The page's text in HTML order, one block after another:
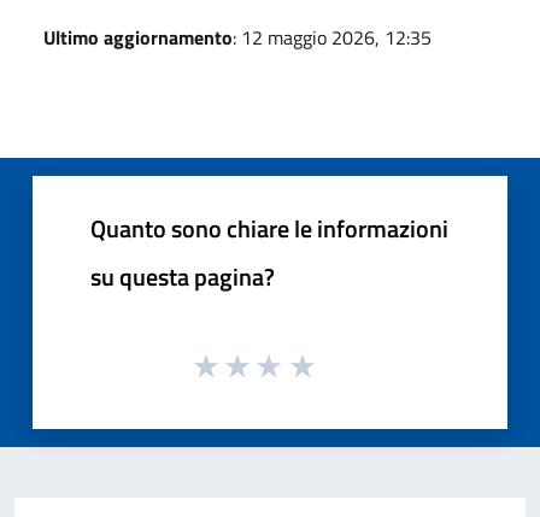
Ultimo aggiornamento: 12 maggio 2026, 12:35
Quanto sono chiare le informazioni
su questa pagina?